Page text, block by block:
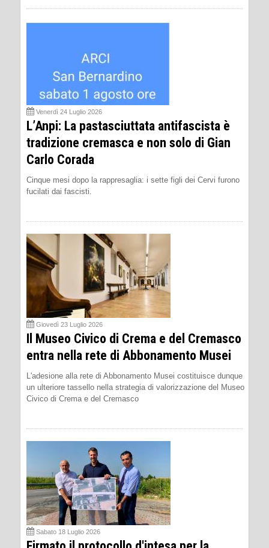
Venerdì 24 Luglio 2026
L’Anpi: La pastasciuttata antifascista è
tradizione cremasca e non solo di Gian
Carlo Corada
Cinque mesi dopo la rappresaglia: i sette figli dei Cervi furono
fucilati dai fascisti.
Giovedì 23 Luglio 2026
Il Museo Civico di Crema e del Cremasco
entra nella rete di Abbonamento Musei
L'adesione alla rete di Abbonamento Musei costituisce dunque
un ulteriore tassello nella strategia di valorizzazione del Museo
Civico di Crema e del Cremasco
Sabato 18 Luglio 2026